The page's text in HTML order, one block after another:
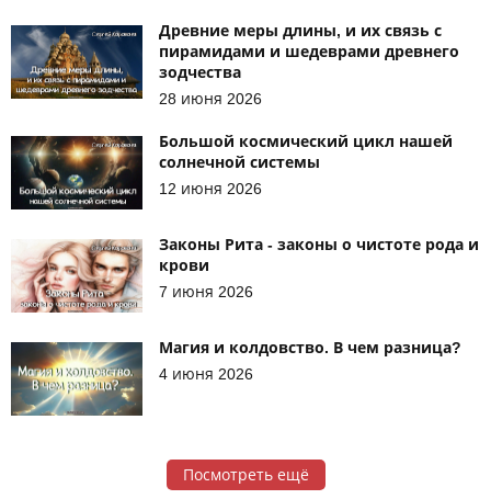
Древние меры длины, и их связь с
пирамидами и шедеврами древнего
зодчества
28 июня 2026
Большой космический цикл нашей
солнечной системы
12 июня 2026
Законы Рита - законы о чистоте рода и
крови
7 июня 2026
Магия и колдовство. В чем разница?
4 июня 2026
Посмотреть ещё